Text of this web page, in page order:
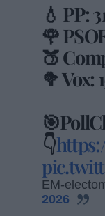
💧 PP:
🌹
🍑
🥦 Vox:
👇
EM-
2026